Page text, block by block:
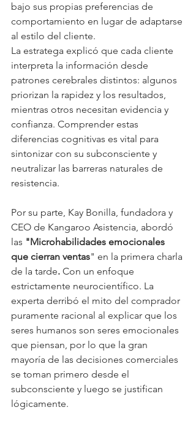
bajo sus propias preferencias de
comportamiento en lugar de adaptarse
al estilo del cliente.
La estratega explicó que cada cliente
interpreta la información desde
patrones cerebrales distintos: algunos
priorizan la rapidez y los resultados,
mientras otros necesitan evidencia y
confianza. Comprender estas
diferencias cognitivas es vital para
sintonizar con su subconsciente y
neutralizar las barreras naturales de
resistencia.
Por su parte, Kay Bonilla, fundadora y
CEO de Kangaroo Asistencia, abordó
las "Microhabilidades emocionales
que cierran ventas" en la primera charla
de la tarde. Con un enfoque
estrictamente neurocientífico. La
experta derribó el mito del comprador
puramente racional al explicar que los
seres humanos son seres emocionales
que piensan, por lo que la gran
mayoría de las decisiones comerciales
se toman primero desde el
subconsciente y luego se justifican
lógicamente.